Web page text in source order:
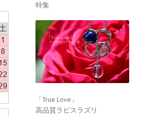
特集
「True Love」
高品質ラピスラズリ